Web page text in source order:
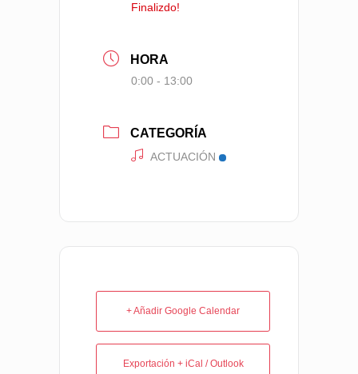
Finalizdo!
HORA
0:00 - 13:00
CATEGORÍA
ACTUACIÓN
+ Añadir Google Calendar
Exportación + iCal / Outlook